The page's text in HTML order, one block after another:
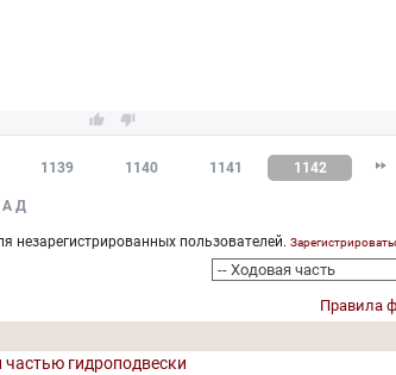
 
1139 1140 1141 1142 
незарегистрированных пользователей.
Правила
гидроподвески